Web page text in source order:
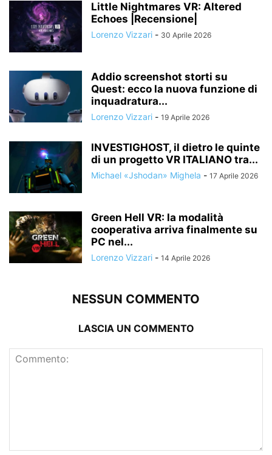
Little Nightmares VR: Altered
Echoes |Recensione|
Lorenzo Vizzari - 30 Aprile 2026
Addio screenshot storti su
Quest: ecco la nuova funzione di
inquadratura...
Lorenzo Vizzari - 19 Aprile 2026
INVESTIGHOST, il dietro le quinte
di un progetto VR ITALIANO tra...
Michael «Jshodan» Mighela - 17 Aprile 2026
Green Hell VR: la modalità
cooperativa arriva finalmente su
PC nel...
Lorenzo Vizzari - 14 Aprile 2026
NESSUN COMMENTO
LASCIA UN COMMENTO